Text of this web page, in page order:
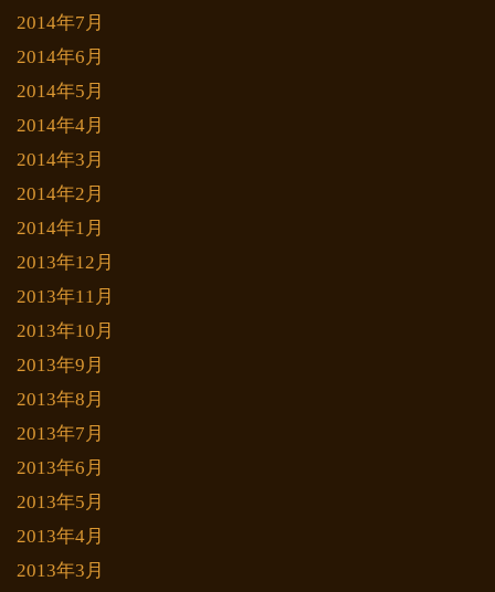
2014年7月
2014年6月
2014年5月
2014年4月
2014年3月
2014年2月
2014年1月
2013年12月
2013年11月
2013年10月
2013年9月
2013年8月
2013年7月
2013年6月
2013年5月
2013年4月
2013年3月